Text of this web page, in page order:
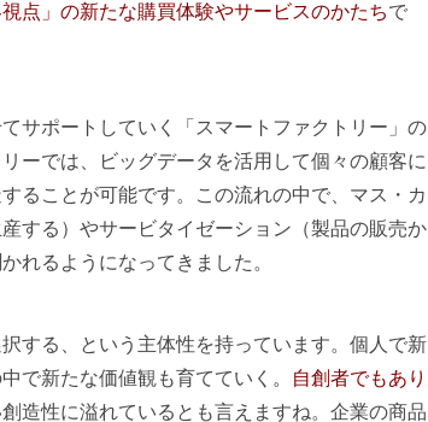
点」の新たな購買体験やサービスのかたちで
サポートしていく「スマートファクトリー」の
ーでは、ビッグデータを活用して個々の顧客に
ることが可能です。この流れの中で、マス・カ
する）やサービタイゼーション（製品の販売か
れるようになってきました。
する、という主体性を持っています。個人で新
で新たな価値観も育てていく 。
自創者でもあり
造性に溢れているとも言えますね。企業の商品